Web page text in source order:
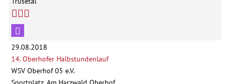
29.08.2018
14. Oberhofer Halbstundenlauf
WSV Oberhof 05 e.V.